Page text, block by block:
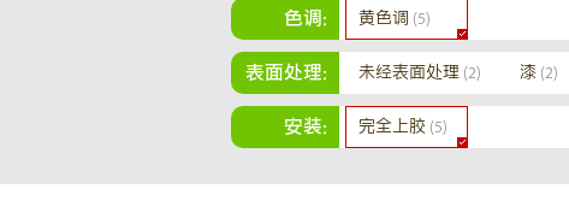
色调: 黄色调 (5)
表面处理: 未经表面处理 (2) 漆 (2)
安装: 完全上胶 (5)